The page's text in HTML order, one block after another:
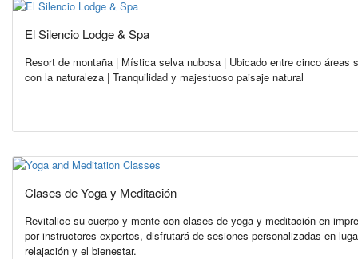
El Silencio Lodge & Spa
Resort de montaña | Mística selva nubosa | Ubicado entre cinco áreas
con la naturaleza | Tranquilidad y majestuoso paisaje natural
Clases de Yoga y Meditación
Revitalice su cuerpo y mente con clases de yoga y meditación en
por instructores expertos, disfrutará de sesiones personalizadas en
relajación y el bienestar.